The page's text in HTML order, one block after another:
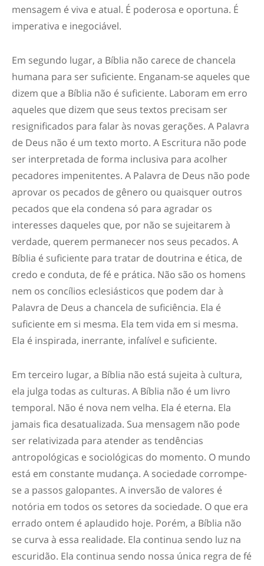
mensagem é viva e atual. É poderosa e oportuna. É
imperativa e inegociável.
Em segundo lugar, a Bíblia não carece de chancela
humana para ser suficiente. Enganam-se aqueles que
dizem que a Bíblia não é suficiente. Laboram em erro
aqueles que dizem que seus textos precisam ser
resignificados para falar às novas gerações. A Palavra
de Deus não é um texto morto. A Escritura não pode
ser interpretada de forma inclusiva para acolher
pecadores impenitentes. A Palavra de Deus não pode
aprovar os pecados de gênero ou quaisquer outros
pecados que ela condena só para agradar os
interesses daqueles que, por não se sujeitarem à
verdade, querem permanecer nos seus pecados. A
Bíblia é suficiente para tratar de doutrina e ética, de
credo e conduta, de fé e prática. Não são os homens
nem os concílios eclesiásticos que podem dar à
Palavra de Deus a chancela de suficiência. Ela é
suficiente em si mesma. Ela tem vida em si mesma.
Ela é inspirada, inerrante, infalível e suficiente.
Em terceiro lugar, a Bíblia não está sujeita à cultura,
ela julga todas as culturas. A Bíblia não é um livro
temporal. Não é nova nem velha. Ela é eterna. Ela
jamais fica desatualizada. Sua mensagem não pode
ser relativizada para atender as tendências
antropológicas e sociológicas do momento. O mundo
está em constante mudança. A sociedade corrompe-
se a passos galopantes. A inversão de valores é
notória em todos os setores da sociedade. O que era
errado ontem é aplaudido hoje. Porém, a Bíblia não
se curva à essa realidade. Ela continua sendo luz na
escuridão. Ela continua sendo nossa única regra de fé